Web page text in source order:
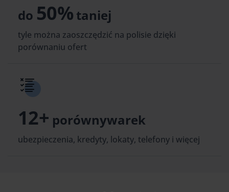
do 50%taniej
tyle można zaoszczędzić na polisie dzięki
porównaniu ofert
12+ porównywarek
ubezpieczenia, kredyty, lokaty, telefony i więcej